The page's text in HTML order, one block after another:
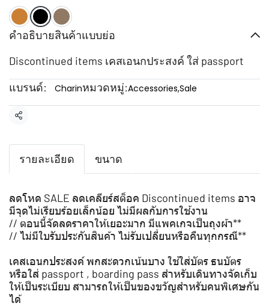
คำอธิบายสินค้าแบบย่อ
Discontinued items เคสเอนกประสงค์ ใส่ passport
แบรนด์:
Charinหมวดหมู่:Accessories,Sale
แชร์
รายละเอียด ขนาด
ลดโหด SALE ลดเคลียร์สต็อค Discontinued items อาจ
มีจุดไม่เรียบร้อยเล็กน้อย ไม่มีผลกับการใช้งาน
// ตอนนี้จัดลดราคาให้เยอะมาก มีแพคเกจเป็นถุงผ้า**
// ไม่มีใบรับประกันสินค้า ไม่รับเปลี่ยนหรือคืนทุกกรณี**
เคสเอนกประสงค์ พกสะดวกเน้นบาง ใช้ใส่บัตร ธนบัตร
หรือใส่ passport , boarding pass สำหรับเดินทางจัดเก็บ
ให้เป็นระเบียบ สามารถให้เป็นของขวัญสำหรับคนพิเศษกัน
ได้